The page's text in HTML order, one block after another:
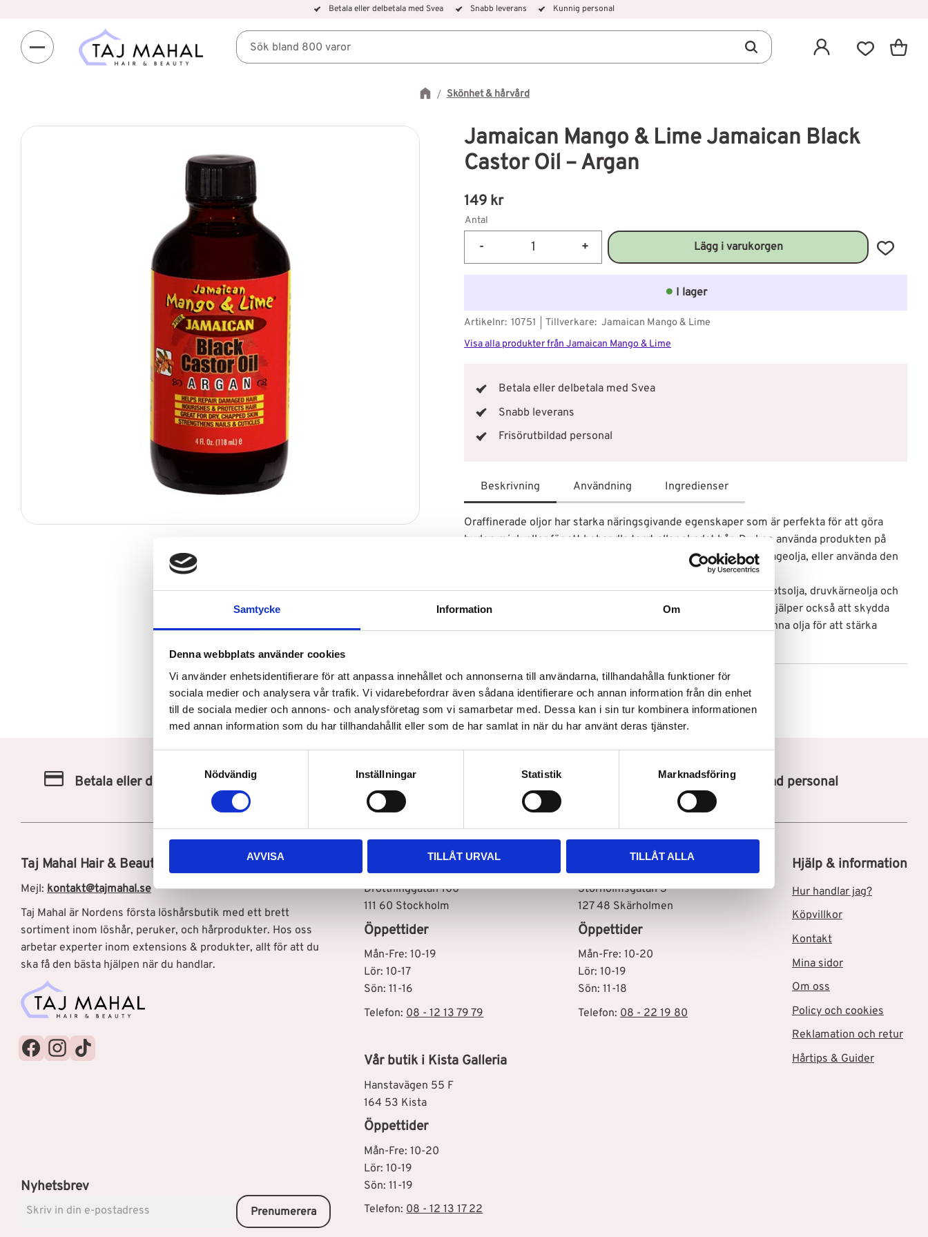
Samtycke Information Om
Denna webbplats använder cookies
Vi använder enhetsidentifierare för att anpassa innehållet och annonserna till användarna, tillhandahålla funktioner för
sociala medier och analysera vår trafik. Vi vidarebefordrar även sådana identifierare och annan information från din enhet
till de sociala medier och annons- och analysföretag som vi samarbetar med. Dessa kan i sin tur kombinera informationen
med annan information som du har tillhandahållit eller som de har samlat in när du har använt deras tjänster.
y
k
s
Nödvändig Inställningar Statistik Marknadsföring
AVVISA TILLÅT URVAL TILLÅT ALLA
Betala eller delbetala med Svea Snabb leverans Kunnig personal
Skönhet & hårvård
Jamaican Mango & Lime Jamaican Black
Castor Oil – Argan
149 kr
Antal
+
-
Lägg till
I lager
Artikelnr 10751 Tillverkare Jamaican Mango & Lime
Visa alla produkter från Jamaican Mango & Lime
Beskrivning Användning Ingredienser
Oraffinerade oljor har starka näringsgivande egenskaper som är perfekta för att göra
huden mjuk eller för att behandla torrt eller skadat hår. Du kan använda produkten på
kroppen för att återfukta torra partier, använda den som massageolja, eller använda den
Denna olja innehåller jamaikansk svart ricinolja, arganolja, morotsolja, druvkärneolja och
sojaolja som leder till mjuka, lena och återfuktade lockar. Det hjälper också att skydda
håret och reperara redan skadat hår. Du kan också använda denna olja för att stärka
Betala eller delbetala med Svea
Snabb leverans
Frisörutbildad personal
Betala eller delbetala med Klarna Snabb leverans Utbildad personal
Taj Mahal Hair & Beauty AB
Mejl: kontakt@tajmahal.se
Taj Mahal är Nordens första löshårsbutik med ett brett
sortiment inom löshår, peruker, och hårprodukter. Hos oss
arbetar experter inom extensions & produkter, allt för att du
ska få den bästa hjälpen när du handlar.
Vår butik i Stockholm C
Drottninggatan 100
111 60 Stockholm
Öppettider
Mån-Fre: 10-19
Lör: 10-17
Sön: 11-16
Telefon: 08 - 12 13 79 79
Vår butik i Kista Galleria
Hanstavägen 55 F
164 53 Kista
Öppettider
Mån-Fre: 10-20
Lör: 10-19
Sön: 11-19
Telefon:08 - 12 13 17 22
Vår butik i Skärholmen C
Storholmsgatan 3
127 48 Skärholmen
Öppettider
Mån-Fre: 10-20
Lör: 10-19
Sön: 11-18
Telefon: 08 - 22 19 80
Hjälp & information
Nyhetsbrev
Prenumerera
Hur handlar jag?
Köpvillkor
Kontakt
Mina sidor
Om oss
Policy och cookies
Reklamation och retur
Hårtips & Guider